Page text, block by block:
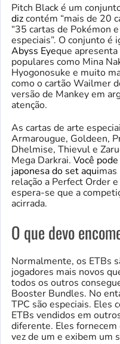
Pitch Black é um
dizcontém “mais de 20
“35 cartas de Pokémon
especiais”. O conjunto é
Abyss Eyeque
populares como Mina
Hyogonosuke e muito
como o cartão Wailmer
versão de Mankey em
atenção.
As cartas de arte
Armarougue, Goldeen,
Dhelmise, Thievul e
Mega Darkrai. Você
japonesa do set aquimas
relação a Perfect Order
espera-se que a
acirrada.
O que devo
Normalmente, os ETBs
jogadores mais novos
todos os outros
Booster Bundles. No
TPC são especiais. Eles
ETBs vendidos em
diferente. Eles
vez de um e exibem um